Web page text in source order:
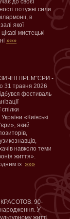
до своєї
потужні сили
в
якої
мистецькі
»»»
ПРЕМ"ЄРИ -
31 травня 2026
фестиваль
«Київські
який
навколо теми
життя».
із »»»
90-
народження. У
житті